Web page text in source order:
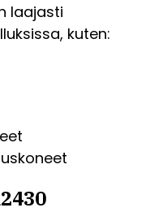
laajasti
kuten: